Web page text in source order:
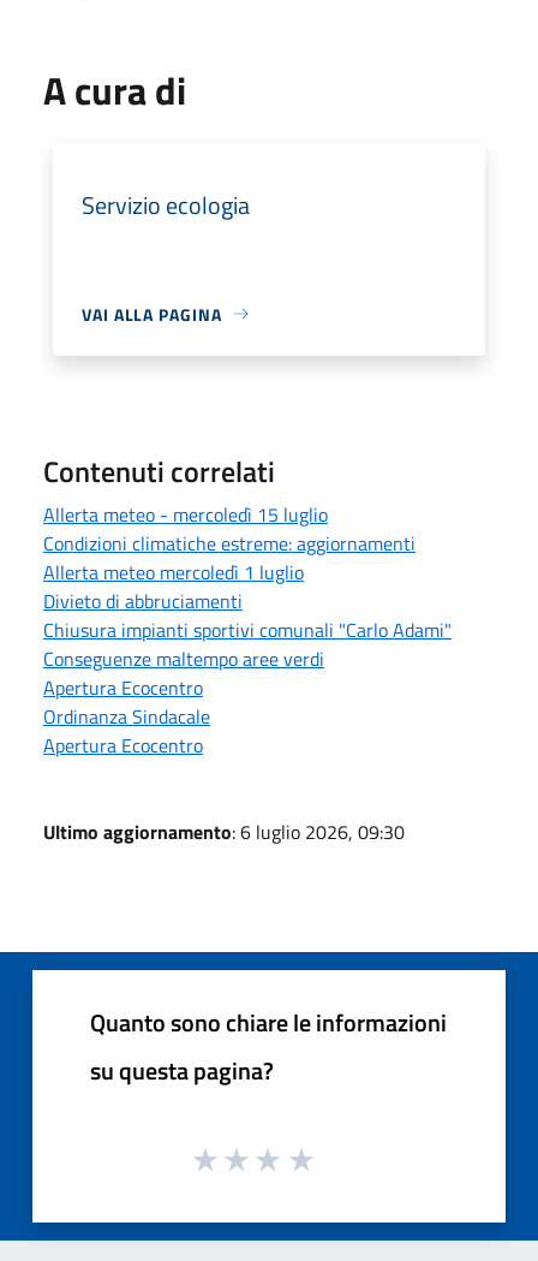
A cura di
Servizio ecologia
VAI ALLA PAGINA
Contenuti correlati
Allerta meteo - mercoledì 15 luglio
Condizioni climatiche estreme: aggiornamenti
Allerta meteo mercoledì 1 luglio
Divieto di abbruciamenti
Chiusura impianti sportivi comunali "Carlo Adami"
Conseguenze maltempo aree verdi
Apertura Ecocentro
Ordinanza Sindacale
Apertura Ecocentro
Ultimo aggiornamento: 6 luglio 2026, 09:30
Quanto sono chiare le informazioni
su questa pagina?